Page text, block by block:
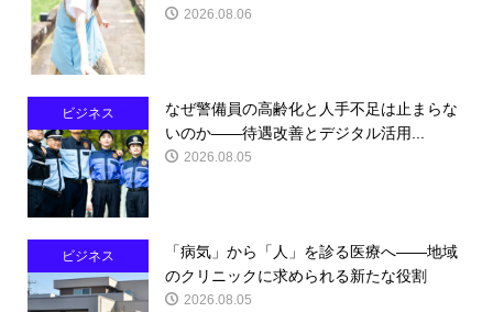
2026.08.06
ビジネス
なぜ警備員の高齢化と人手不足は止まらな
いのか――待遇改善とデジタル活用...
2026.08.05
ビジネス
「病気」から「人」を診る医療へ――地域
のクリニックに求められる新たな役割
2026.08.05